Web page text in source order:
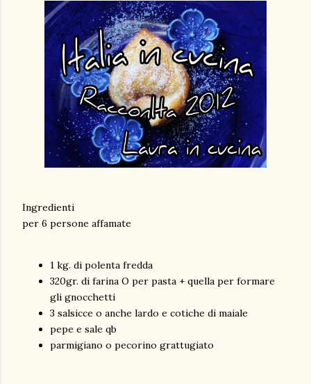
Ingredienti
per 6 persone affamate
1 kg. di polenta fredda
320gr. di farina O per pasta + quella per formare
gli gnocchetti
3 salsicce o anche lardo e cotiche di maiale
pepe e sale qb
parmigiano o pecorino grattugiato